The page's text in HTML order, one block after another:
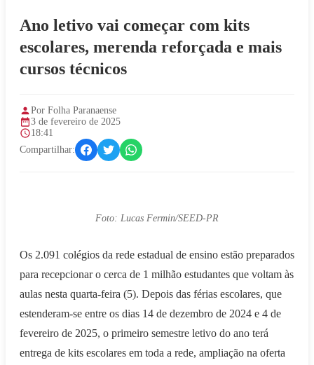
Ano letivo vai começar com kits
escolares, merenda reforçada e mais
cursos técnicos
Por Folha Paranaense
3 de fevereiro de 2025
18:41
Compartilhar:
Foto: Lucas Fermin/SEED-PR
Os 2.091 colégios da rede estadual de ensino estão preparados
para recepcionar o cerca de 1 milhão estudantes que voltam às
aulas nesta quarta-feira (5). Depois das férias escolares, que
estenderam-se entre os dias 14 de dezembro de 2024 e 4 de
fevereiro de 2025, o primeiro semestre letivo do ano terá
entrega de kits escolares em toda a rede, ampliação na oferta